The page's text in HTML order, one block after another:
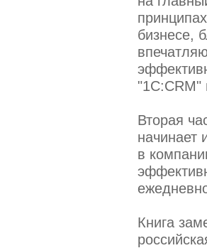
бизнесе,
"1С:CRM"
Вторая
начинает
в
Книга